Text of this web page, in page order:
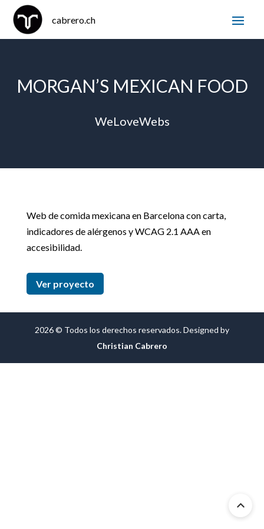
MORGAN’S MEXICAN FOOD
WeLoveWebs
Web de comida mexicana en Barcelona con carta,
indicadores de alérgenos y WCAG 2.1 AAA en
accesibilidad.
Ver proyecto
2026 © Todos los derechos reservados. Designed by
Christian Cabrero